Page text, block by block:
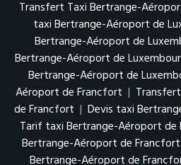
Transfert Taxi Bertrange-
taxi Bertrange-Aéroport de
Bertrange-Aéroport de
Bertrange-Aéroport de
Bertrange-Aéroport de
Aéroport de Francfort |
de Francfort | Devis taxi
Tarif taxi Bertrange-Aéroport de
Bertrange-Aéroport de Francfort
Bertrange-Aéroport de